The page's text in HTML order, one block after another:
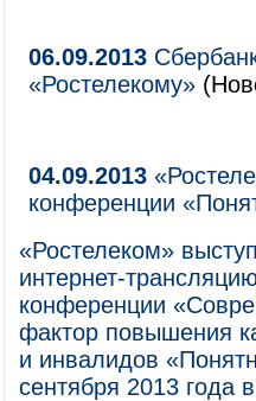
06.09.2013
«Ростелекому»
04.09.2013
конференции
«Ростелеком»
интернет-
конференции
фактор повышения
и инвалидов
сентября 2013 года